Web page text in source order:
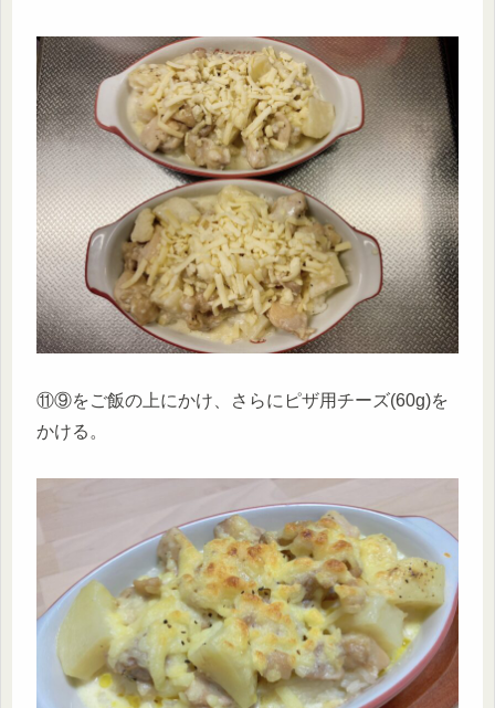
⑪⑨をご飯の上にかけ、さらにピザ用チーズ(60g)を
かける。